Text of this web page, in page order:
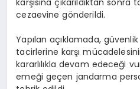
cezaevine gönderildi.
Yapılan açıklamada,
tacirlerine karşı
kararlılıkla devam edeceği
emeği geçen jandarma